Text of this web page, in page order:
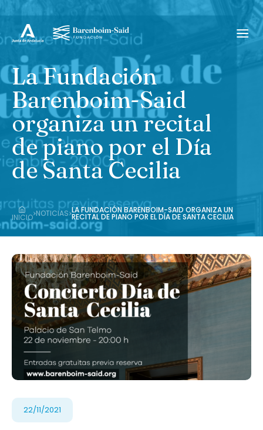
La Fundación
Barenboim-Said
organiza un recital
de piano por el Día
de Santa Cecilia
INICIO›NOTICIAS›LA FUNDACIÓN BARENBOIM-SAID ORGANIZA UN
RECITAL DE PIANO POR EL DÍA DE SANTA CECILIA
22/11/2021